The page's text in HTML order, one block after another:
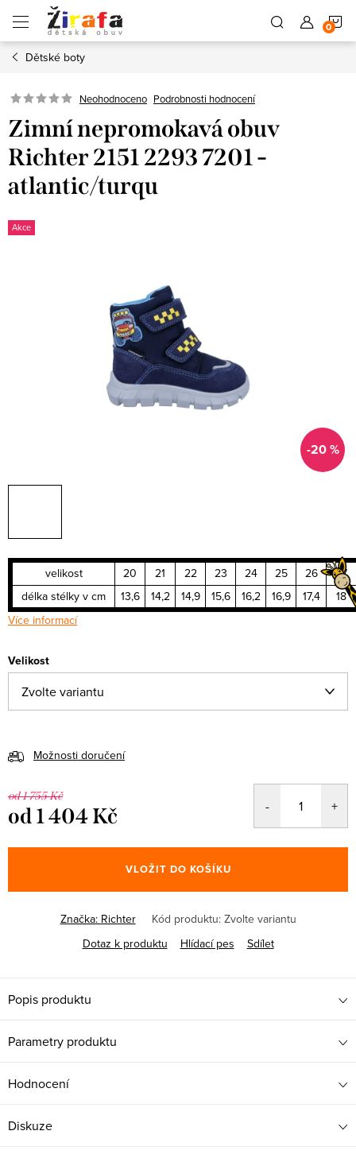
obsah
Dětské boty
Neohodnoceno Podrobnosti hodnocení
Zimní nepromokavá obuv
Richter 2151 2293 7201 -
atlantic/turqu
Akce
-20 %
velikost 20 21 22 23 24 25 26
27
délka stélky v cm
13,6 14,2 14,9 15,6 16,2 16,9 17,4
18
Více informací
Velikost
Možnosti doručení
od 1 755 Kč
od1 404 Kč
cena:
VLOŽIT DO KOŠÍKU
Značka: Richter Kód produktu: Zvolte variantu
Dotaz k produktu
Hlídací pes Sdílet
Popis produktu
Parametry produktu
Hodnocení
Diskuze